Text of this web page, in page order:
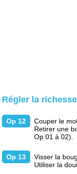
Régler la richesse
Op 12
Couper le
Retirer une
Op 01 à 02).
Op 13
Visser la
Utiliser la